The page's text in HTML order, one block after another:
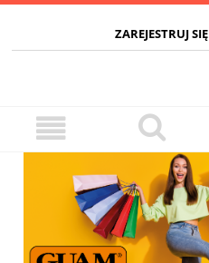
ZAREJESTRUJ SIĘ